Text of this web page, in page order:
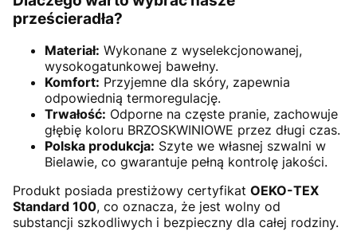
prześcieradła?
Materiał: Wykonane z wyselekcjonowanej,
wysokogatunkowej bawełny.
Komfort: Przyjemne dla skóry, zapewnia
odpowiednią termoregulację.
Trwałość: Odporne na częste pranie, zachowuje
głębię koloru BRZOSKWINIOWE przez długi czas.
Polska produkcja: Szyte we własnej szwalni w
Bielawie, co gwarantuje pełną kontrolę jakości.
Produkt posiada prestiżowy certyfikat OEKO-TEX
Standard 100, co oznacza, że jest wolny od
substancji szkodliwych i bezpieczny dla całej rodziny.